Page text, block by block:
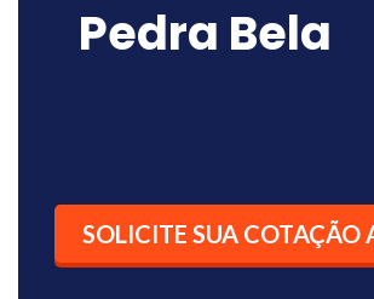
Pedra Bela
SOLICITE SUA COTAÇÃO